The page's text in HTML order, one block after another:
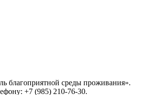
благоприятной среды проживания».
+7 (985) 210-76-30.